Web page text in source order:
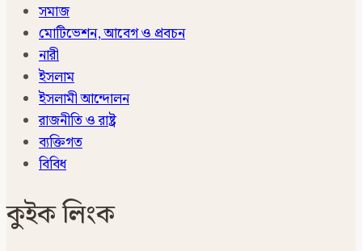
সমাজ
মোটিভেশন, আবেগ ও প্রবচন
নারী
ইসলাম
ইসলামী আন্দোলন
রাজনীতি ও রাষ্ট্র
ব্যক্তিগত
বিবিধ
কুইক লিংক